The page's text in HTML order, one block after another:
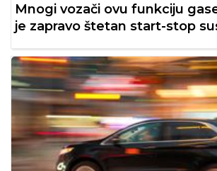
Mnogi vozači ovu funkciju
je zapravo štetan start-stop